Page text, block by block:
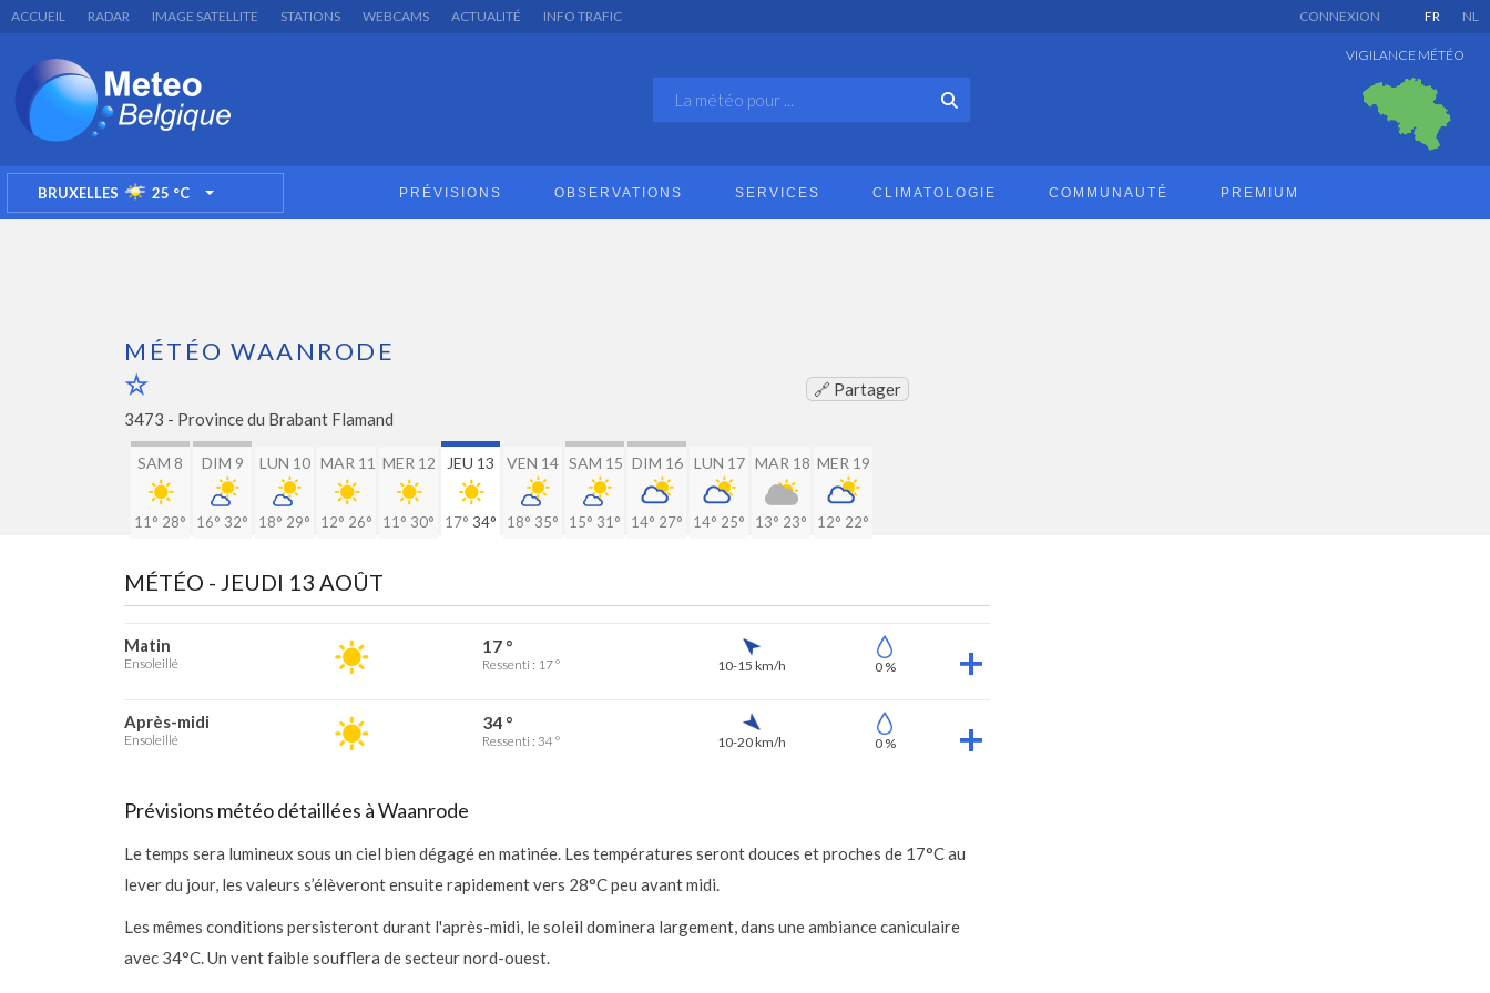
ACCUEIL RADAR IMAGE SATELLITE STATIONS WEBCAMS ACTUALITÉ INFO TRAFIC FR NL
CONNEXION
VIGILANCE MÉTÉO
BRUXELLES 25 °C TOGGLE DROPDOWN PRÉVISIONS OBSERVATIONS SERVICES CLIMATOLOGIE COMMUNAUTÉ PREMIUM
MÉTÉO WAANRODE
🔗 Partager
3473 - Province du Brabant Flamand
SAM 8
11° 28°
DIM 9
16° 32°
LUN 10
18° 29°
MAR 11
12° 26°
MER 12
11° 30°
JEU 13
17° 34°
VEN 14
18° 35°
SAM 15
15° 31°
DIM 16
14° 27°
LUN 17
14° 25°
MAR 18
13° 23°
MER 19
12° 22°
MÉTÉO - JEUDI 13 AOÛT
Matin
Ensoleillé
17 °
Ressenti : 17 ° 10-15 km/h 0 %
Après-midi
Ensoleillé
34 °
Ressenti : 34 ° 10-20 km/h 0 %
Prévisions météo détaillées à Waanrode
Le temps sera lumineux sous un ciel bien dégagé en matinée. Les températures seront douces et proches de 17°C au
lever du jour, les valeurs s’élèveront ensuite rapidement vers 28°C peu avant midi.
Les mêmes conditions persisteront durant l'après-midi, le soleil dominera largement, dans une ambiance caniculaire
avec 34°C. Un vent faible soufflera de secteur nord-ouest.